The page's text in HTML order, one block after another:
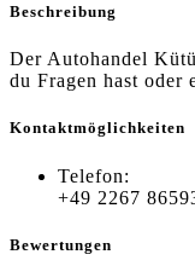
Beschreibung
Der Autohandel
du Fragen hast oder
Kontaktmöglichkeiten
Telefon:
+49 2267
Bewertungen